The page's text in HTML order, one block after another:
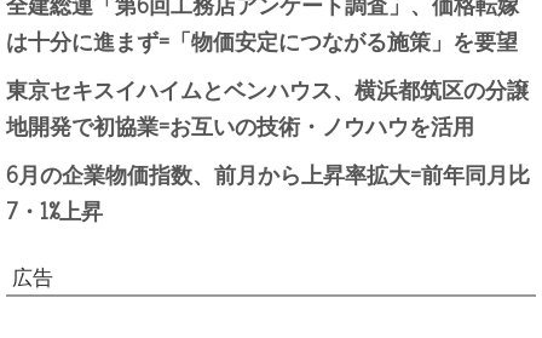
は十分に進まず=「物価安定につながる施策」を要望
東京セキスイハイムとベンハウス、横浜都筑区の分譲
地開発で初協業=お互いの技術・ノウハウを活用
6月の企業物価指数、前月から上昇率拡大=前年同月比
7・1%上昇
広告